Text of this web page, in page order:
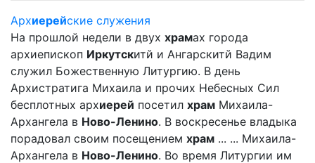
Архиерейские служения
На прошлой недели в двух храмах города
архиепископ Иркутскитй и Ангарскитй Вадим
служил Божественную Литургию. В день
Архистратига Михаила и прочих Небесных Сил
бесплотных архиерей посетил храм Михаила-
Архангела в Ново-Ленино. В воскресенье владыка
порадовал своим посещением храм ... ... Михаила-
Архангела в Ново-Ленино. Во время Литургии им